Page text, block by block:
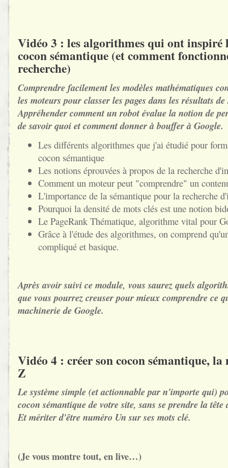
Vidéo 3 : les algorithmes qui ont inspiré
cocon sémantique (et comment
recherche)
Comprendre facilement les modèles mathématiques
les moteurs pour classer les pages dans les résultats
Appréhender comment un robot évalue la notion de
de savoir quoi et comment donner à bouffer à Google.
Les différents algorithmes que j'ai étudié pour
cocon sémantique
Les notions éprouvées à propos de la recherche
Comment un moteur peut "comprendre" un
L'importance de la sémantique pour la recherche
Pourquoi la densité de mots clés est une notion
Le PageRank Thématique, algorithme vital pour
Grâce à l'étude des algorithmes, on comprend
compliqué et basique.
Après avoir suivi ce module, vous saurez quels
que vous pourrez creuser pour mieux comprendre ce
machinerie de Google.
Vidéo 4 : créer son cocon sémantique, la
Z
Le système simple (et actionnable par n'importe qui)
cocon sémantique de votre site, sans se prendre la
Et mériter d'être numéro Un sur ses mots clé.
(Je vous montre tout, en live…)